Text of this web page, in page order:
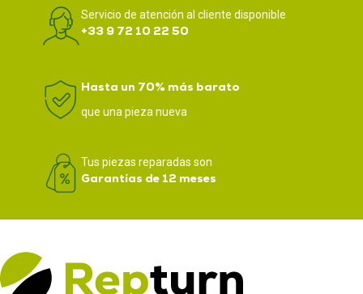
Servicio de atención al cliente disponible
+33 9 72 10 22 50
Hasta un 70% más barato
que una pieza nueva
Tus piezas reparadas son
Garantías de 12 meses